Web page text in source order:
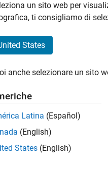
di
per Data Center,
un sito web per
ti consigliamo di
States
anche selezionare un sito
Latina (Español)
(English)
States (English)